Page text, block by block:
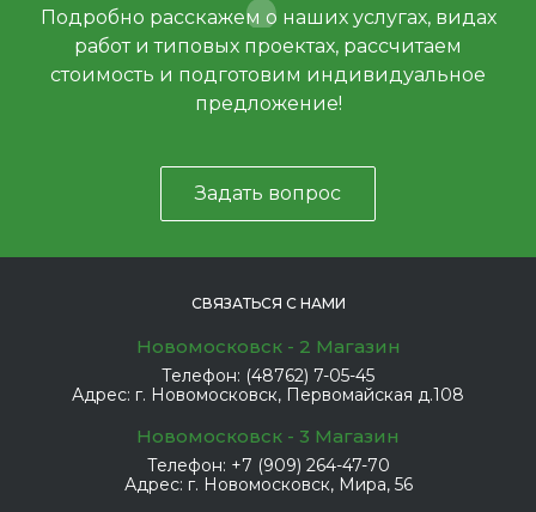
Подробно расскажем о наших услугах, видах
работ и типовых проектах, рассчитаем
стоимость и подготовим индивидуальное
предложение!
Задать вопрос
СВЯЗАТЬСЯ С НАМИ
Новомосковск - 2 Магазин
Телефон: (48762) 7-05-45
Адрес: г. Новомосковск, Первомайская д.108
Новомосковск - 3 Магазин
Телефон: +7 (909) 264-47-70
Адрес: г. Новомосковск, Мира, 56